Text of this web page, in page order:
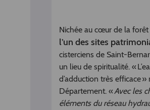
Nichée au cœur de la forêt
l’un des sites
cisterciens de Saint-
un lieu de spiritualité. «
d’adduction très efficace
Département. «Avec les
éléments du réseau